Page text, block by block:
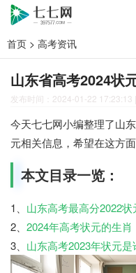
首页 > 高考资讯
山东省高考2024状
发布时间：2024-01-22 17:23:13 |
今天七七网小编整理了山
元相关信息，希望在这方
本文目录一览：
1、 山东高考最高分2022状
2、 2024年高考状元的生肖
3、 山东高考2023年状元是